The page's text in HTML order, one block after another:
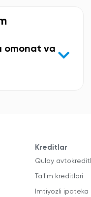
omonat va
Kreditlar
Qulay
Ta'lim kreditlari
Imtiyozli ipoteka